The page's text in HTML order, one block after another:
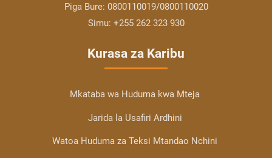
Piga Bure: 0800110019/0800110020
Simu: +255 262 323 930
Kurasa za Karibu
Mkataba wa Huduma kwa Mteja
Jarida la Usafiri Ardhini
Watoa Huduma za Teksi Mtandao Nchini